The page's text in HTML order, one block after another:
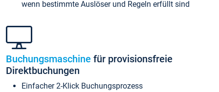
wenn bestimmte Auslöser und Regeln erfüllt sind
Buchungsmaschine für provisionsfreie
Direktbuchungen
Einfacher 2-Klick Buchungsprozess